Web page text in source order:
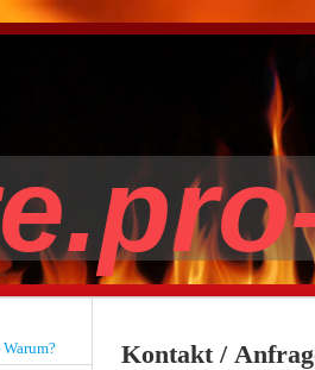
Kontakt /